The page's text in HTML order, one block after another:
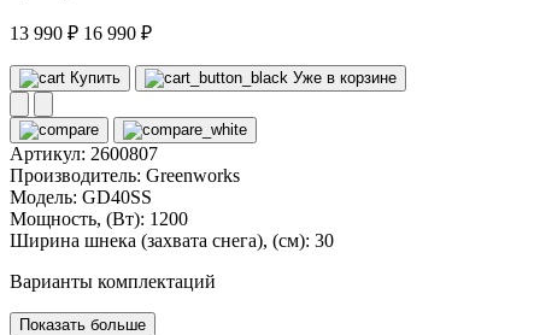
13 990 ₽ 16 990 ₽
Купить Уже в корзине
Артикул: 2600807
Производитель: Greenworks
Модель: GD40SS
Мощность, (Вт): 1200
Ширина шнека (захвата снега), (см): 30
Варианты комплектаций
Показать больше